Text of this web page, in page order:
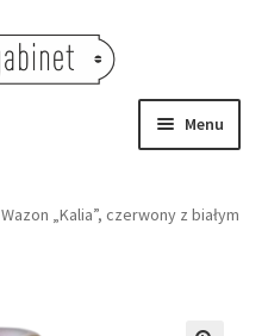
Menu
Wazon „Kalia”, czerwony z białym